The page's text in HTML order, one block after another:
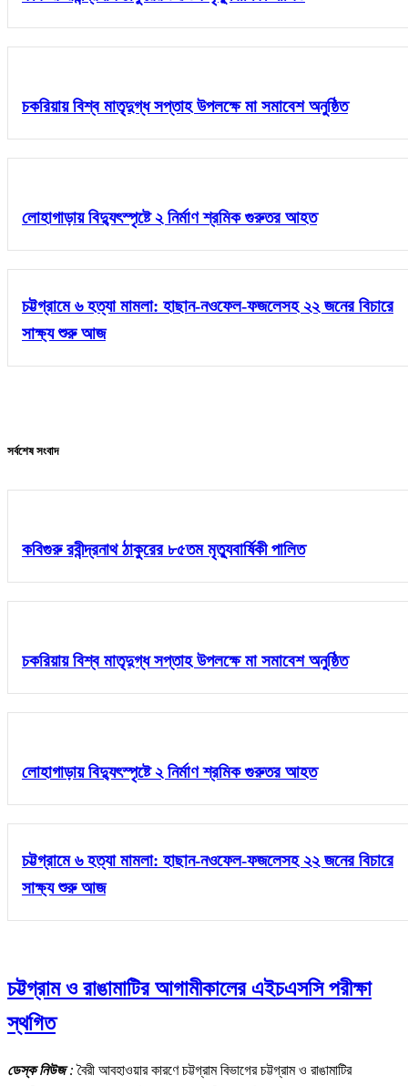
চকরিয়ায় বিশ্ব মাতৃদুগ্ধ সপ্তাহ উপলক্ষে মা সমাবেশ অনুষ্ঠিত
লোহাগাড়ায় বিদ্যুৎস্পৃষ্টে ২ নির্মাণ শ্রমিক গুরুতর আহত
চট্টগ্রামে ৬ হত্যা মামলা: হাছান-নওফেল-ফজলেসহ ২২ জনের বিচারে
সাক্ষ্য শুরু আজ
সর্বশেষ সংবাদ
কবিগুরু রবীন্দ্রনাথ ঠাকুরের ৮৫তম মৃত্যুবার্ষিকী পালিত
চকরিয়ায় বিশ্ব মাতৃদুগ্ধ সপ্তাহ উপলক্ষে মা সমাবেশ অনুষ্ঠিত
লোহাগাড়ায় বিদ্যুৎস্পৃষ্টে ২ নির্মাণ শ্রমিক গুরুতর আহত
চট্টগ্রামে ৬ হত্যা মামলা: হাছান-নওফেল-ফজলেসহ ২২ জনের বিচারে
সাক্ষ্য শুরু আজ
চট্টগ্রাম ও রাঙামাটির আগামীকালের এইচএসসি পরীক্ষা
স্থগিত
ডেস্ক নিউজ:বৈরী আবহাওয়ার কারণে চট্টগ্রাম বিভাগের চট্টগ্রাম ও রাঙামাটির